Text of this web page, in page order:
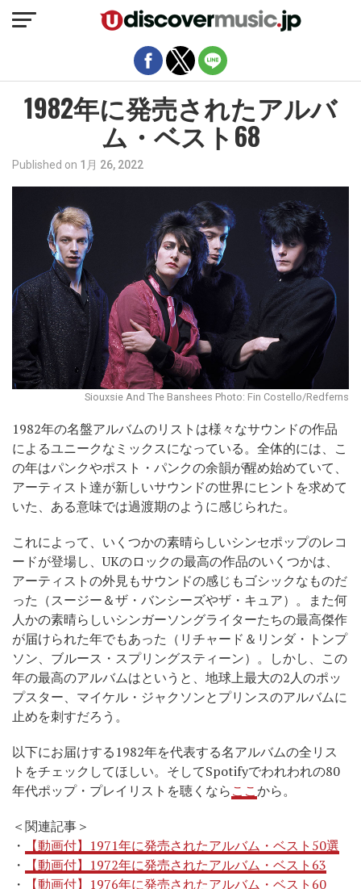
1982年に発売されたアルバ
ム・ベスト68
Published on 1月 26, 2022
Siouxsie And The Banshees Photo: Fin Costello/Redferns
1982年の名盤アルバムのリストは様々なサウンドの作品
によるユニークなミックスになっている。全体的には、こ
の年はパンクやポスト・パンクの余韻が醒め始めていて、
アーティスト達が新しいサウンドの世界にヒントを求めて
いた、ある意味では過渡期のように感じられた。
これによって、いくつかの素晴らしいシンセポップのレコ
ードが登場し、UKのロックの最高の作品のいくつかは、
アーティストの外見もサウンドの感じもゴシックなものだ
った（スージー＆ザ・バンシーズやザ・キュア）。また何
人かの素晴らしいシンガーソングライターたちの最高傑作
が届けられた年でもあった（リチャード＆リンダ・トンプ
ソン、ブルース・スプリングスティーン）。しかし、この
年の最高のアルバムはというと、地球上最大の2人のポッ
プスター、マイケル・ジャクソンとプリンスのアルバムに
止めを刺すだろう。
以下にお届けする1982年を代表する名アルバムの全リス
トをチェックしてほしい。そしてSpotifyでわれわれの80
年代ポップ・プレイリストを聴くならここから。
＜関連記事＞
・
【動画付】1971年に発売されたアルバム・ベスト50選
・
【動画付】1972年に発売されたアルバム・ベスト63
・
【動画付】1976年に発売されたアルバム・ベスト60
モバイルバージョンを終了